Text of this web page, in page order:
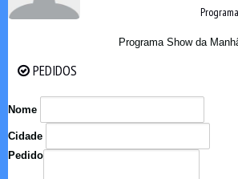
Programa
Programa Show da
PEDIDOS
Nome
Cidade
Pedido